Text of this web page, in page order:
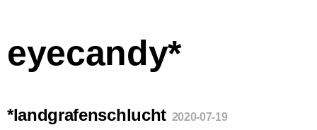
eyecandy*
*landgrafenschlucht 2020-07-19